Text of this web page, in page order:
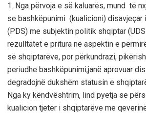
1. Nga përvoja e së kaluarës, mund të
se bashkëpunimi (kualicioni) disavjeçar
(PDS) me subjektin politik shqiptar
rezulltatet e pritura në aspektin e
së shqiptarëve, por përkundrazi,
periudhe bashkëpunimi,janë aprovuar
degradojnë dukshëm statusin e
Nga ky këndvështrim, lind pyetja se
kualicion tjetër i shqiptarëve me